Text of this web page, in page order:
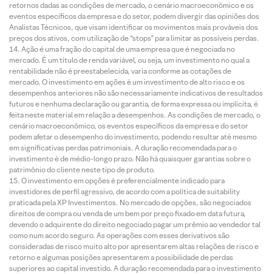
retornos dadas as condições de mercado, o cenário macroeconômico e os
eventos específicos da empresa e do setor, podem divergir das opiniões dos
Analistas Técnicos, que visam identificar os movimentos mais prováveis dos
preços dos ativos, com utilização de “stops” para limitar as possíveis perdas.
Ação é uma fração do capital de uma empresa que é negociada no
mercado. É um título de renda variável, ou seja, um investimento no qual a
rentabilidade não é preestabelecida, varia conforme as cotações de
mercado. O investimento em ações é um investimento de alto risco e os
desempenhos anteriores não são necessariamente indicativos de resultados
futuros e nenhuma declaração ou garantia, de forma expressa ou implícita, é
feita neste material em relação a desempenhos. As condições de mercado, o
cenário macroeconômico, os eventos específicos da empresa e do setor
podem afetar o desempenho do investimento, podendo resultar até mesmo
em significativas perdas patrimoniais. A duração recomendada para o
investimento é de médio-longo prazo. Não há quaisquer garantias sobre o
patrimônio do cliente neste tipo de produto.
O investimento em opções é preferencialmente indicado para
investidores de perfil agressivo, de acordo com a política de suitability
praticada pela XP Investimentos. No mercado de opções, são negociados
direitos de compra ou venda de um bem por preço fixado em data futura,
devendo o adquirente do direito negociado pagar um prêmio ao vendedor tal
como num acordo seguro. As operações com esses derivativos são
consideradas de risco muito alto por apresentarem altas relações de risco e
retorno e algumas posições apresentarem a possibilidade de perdas
superiores ao capital investido. A duração recomendada para o investimento